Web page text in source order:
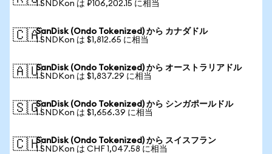
1 SNDKon は ₽106,202.15 に相当
🇨🇦SanDisk (Ondo Tokenized) から カナダドル
1 SNDKon は $1,812.65 に相当
🇦🇺SanDisk (Ondo Tokenized) から オーストラリアドル
1 SNDKon は $1,837.29 に相当
🇸🇬SanDisk (Ondo Tokenized) から シンガポールドル
1 SNDKon は $1,656.39 に相当
🇨🇭SanDisk (Ondo Tokenized) から スイスフラン
1 SNDKon は CHF 1,047.58 に相当